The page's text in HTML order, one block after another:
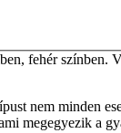
fehér
nem minden
megegyezik a